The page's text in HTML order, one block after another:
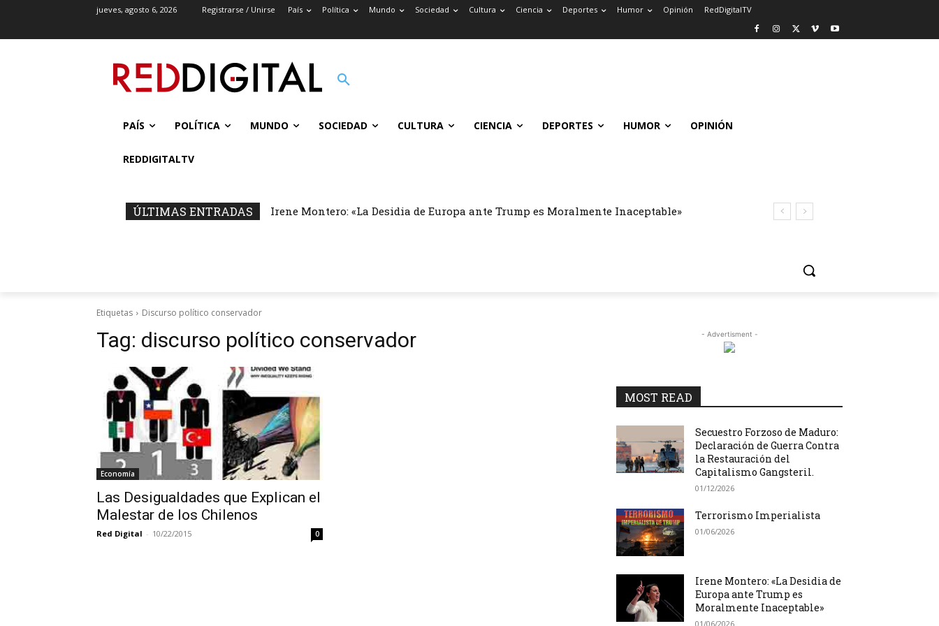
jueves, agosto 6, 2026 Registrarse / Unirse País Política Mundo Sociedad Cultura Ciencia Deportes Humor Opinión RedDigitalTV
PAÍS POLÍTICA MUNDO SOCIEDAD CULTURA CIENCIA DEPORTES HUMOR OPINIÓN
REDDIGITALTV
ÚLTIMAS ENTRADAS Irene Montero: «La Desidia de Europa ante Trump es Moralmente Inaceptable»
Etiquetas Discurso político conservador
Tag: discurso político conservador
Economía
Las Desigualdades que Explican el
Malestar de los Chilenos
Red Digital - 10/22/2015 0
- Advertisment -
MOST READ
Secuestro Forzoso de Maduro:
Declaración de Guerra Contra
la Restauración del
Capitalismo Gangsteril.
01/12/2026
Terrorismo Imperialista
01/06/2026
Irene Montero: «La Desidia de
Europa ante Trump es
Moralmente Inaceptable»
01/06/2026